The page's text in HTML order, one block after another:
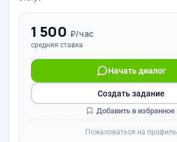
1 500 ₽/час
средняя ставка
Начать диалог
Создать задание
Добавить в избранное
Пожаловаться на профиль